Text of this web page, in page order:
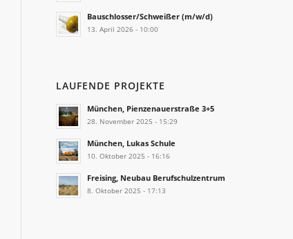
Bauschlosser/Schweißer (m/w/d)
13. April 2026 - 10:00
LAUFENDE PROJEKTE
München, Pienzenauerstraße 3+5
28. November 2025 - 15:29
München, Lukas Schule
10. Oktober 2025 - 16:16
Freising, Neubau Berufschulzentrum
8. Oktober 2025 - 17:13